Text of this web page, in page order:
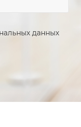
данных